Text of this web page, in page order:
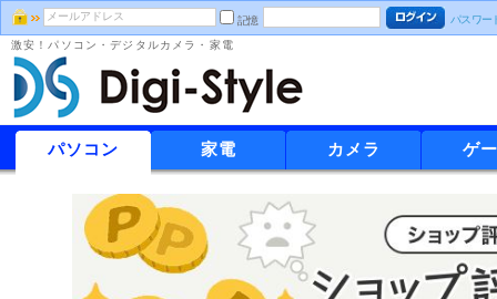
記憶 パスワー
激安！パソコン・デジタルカメラ・家電
パソコン 家電 カメラ ゲ